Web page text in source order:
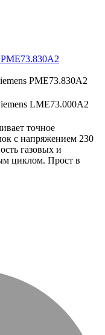
PME73.830A2
LME73.000A2
точное
с напряжением 230
газовых и
циклом. Прост в